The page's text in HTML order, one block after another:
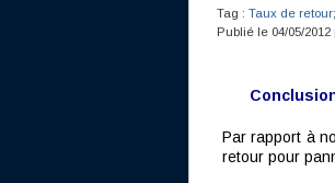
Tag : Taux de retour;
Publié le 04/05/2012
Par rapport à
retour pour